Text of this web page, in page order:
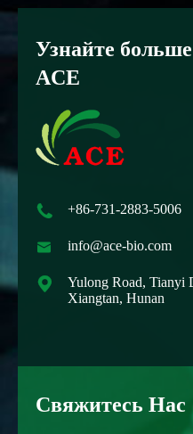
Узнайте
ACE
 +86-731-2883-5006
 info@ace-bio.com

Yulong Road, Tianyi
Xiangtan, Hunan
Свяжитесь Нас